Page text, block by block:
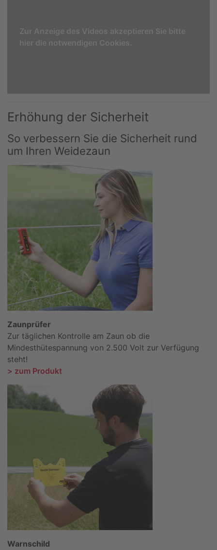
Zur Anzeige des Videos akzeptieren Sie bitte
hier die notwendigen Cookies.
Erhöhung der Sicherheit
So verbessern Sie die Sicherheit rund
um Ihren Weidezaun
Zaunprüfer
Zur täglichen Kontrolle am Zaun ob die
Mindesthütespannung von 2.500 Volt zur Verfügung
steht!
> zum Produkt
Warnschild